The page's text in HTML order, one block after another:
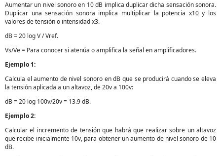
Aumentar un nivel sonoro en 10 dB implica duplicar dicha sensación sonora.
Duplicar una sensación sonora implica multiplicar la potencia x10 y los
valores de tensión o intensidad x3.
dB = 20 log V / Vref.
Vs/Ve = Para conocer si atenúa o amplifica la señal en amplificadores.
Ejemplo 1:
Calcula el aumento de nivel sonoro en dB que se producirá cuando se eleva
la tensión aplicada a un altavoz, de 20v a 100v:
dB = 20 log 100v/20v = 13.9 dB.
Ejemplo 2:
Calcular el incremento de tensión que habrá que realizar sobre un altavoz
que recibe inicialmente 10v, para obtener un aumento de nivel sonoro de 10
dB.